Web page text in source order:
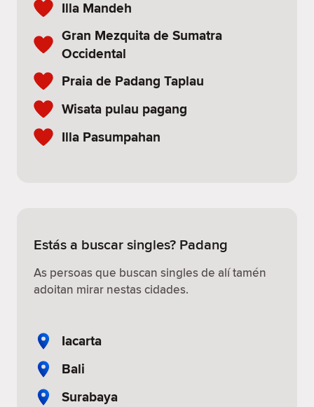
Illa Mandeh
Gran Mezquita de Sumatra
Occidental
Praia de Padang Taplau
Wisata pulau pagang
Illa Pasumpahan
Estás a buscar singles? Padang
As persoas que buscan singles de alí tamén
adoitan mirar nestas cidades.
Iacarta
Bali
Surabaya